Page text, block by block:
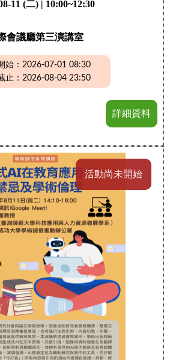
11 (二) | 10:00~12:30
會議廳第三演講室
始：2026-07-01 08:30
止：2026-08-04 23:50
詳細資料
活動尚未開始